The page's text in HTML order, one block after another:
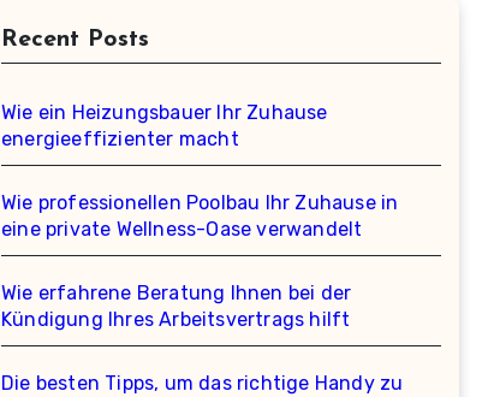
Recent Posts
Wie ein Heizungsbauer Ihr Zuhause
energieeffizienter macht
Wie professionellen Poolbau Ihr Zuhause in
eine private Wellness-Oase verwandelt
Wie erfahrene Beratung Ihnen bei der
Kündigung Ihres Arbeitsvertrags hilft
Die besten Tipps, um das richtige Handy zu